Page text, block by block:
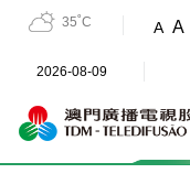
35˚C A A
2026-08-09